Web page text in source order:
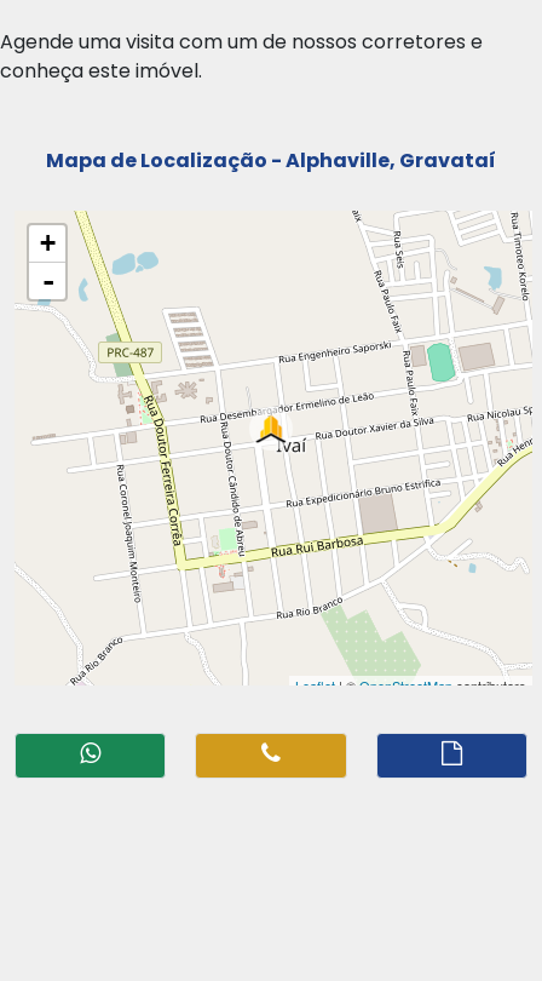
Agende uma visita com um de nossos corretores e
conheça este imóvel.
Mapa de Localização - Alphaville, Gravataí